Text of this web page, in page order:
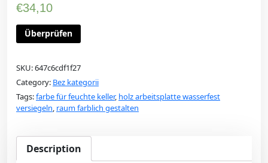
€34,10
Überprüfen
SKU:647c6cdf1f27
Category: Bez kategorii
Tags:farbe für feuchte keller, holz arbeitsplatte wasserfest
versiegeln, raum farblich gestalten
Description